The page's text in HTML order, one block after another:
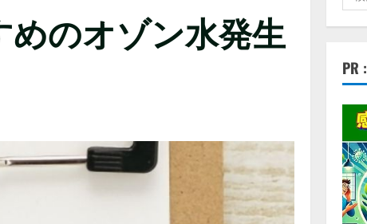
のオゾン水発生
索:
PR :